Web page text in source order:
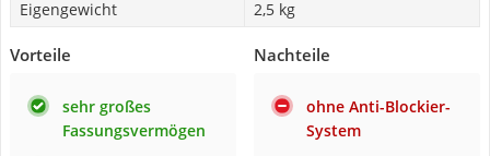
Eigengewicht
2,5 kg
Vorteile
sehr großes
Fassungsvermögen
Nachteile
ohne Anti-Blockier-
System